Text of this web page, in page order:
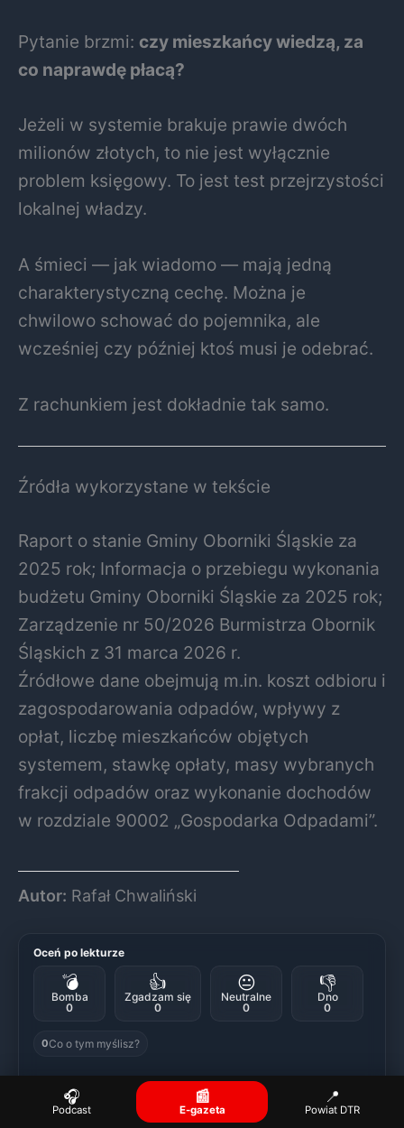
Pytanie brzmi: czy mieszkańcy wiedzą, za
co naprawdę płacą?
Jeżeli w systemie brakuje prawie dwóch
milionów złotych, to nie jest wyłącznie
problem księgowy. To jest test przejrzystości
lokalnej władzy.
A śmieci — jak wiadomo — mają jedną
charakterystyczną cechę. Można je
chwilowo schować do pojemnika, ale
wcześniej czy później ktoś musi je odebrać.
Z rachunkiem jest dokładnie tak samo.
Źródła wykorzystane w tekście
Raport o stanie Gminy Oborniki Śląskie za
2025 rok; Informacja o przebiegu wykonania
budżetu Gminy Oborniki Śląskie za 2025 rok;
Zarządzenie nr 50/2026 Burmistrza Obornik
Śląskich z 31 marca 2026 r.
Źródłowe dane obejmują m.in. koszt odbioru i
zagospodarowania odpadów, wpływy z
opłat, liczbę mieszkańców objętych
systemem, stawkę opłaty, masy wybranych
frakcji odpadów oraz wykonanie dochodów
w rozdziale 90002 „Gospodarka Odpadami”.
Autor: Rafał Chwaliński
Oceń po lekturze
💣
Bomba
0
👍
Zgadzam się
0
😐
Neutralne
0
👎
Dno
0
0Co o tym myślisz?
🎧
Podcast
📰
E-gazeta
📍
Powiat DTR